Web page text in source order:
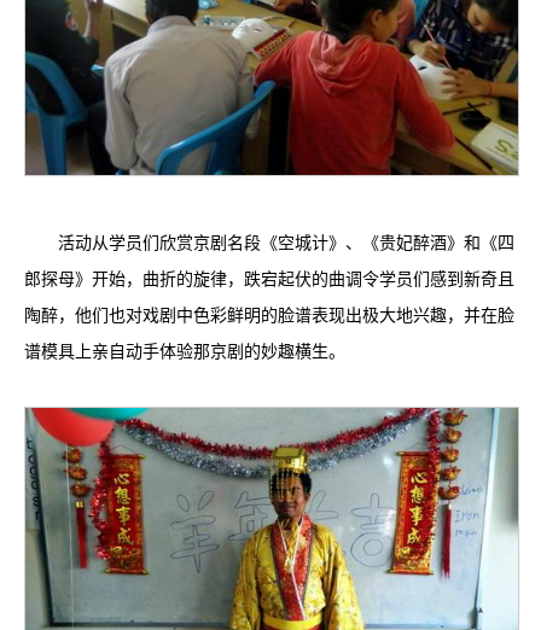
活动从学员们欣赏京剧名段《空城计》、《贵妃醉酒》和《四
郎探母》开始，曲折的旋律，跌宕起伏的曲调令学员们感到新奇且
陶醉，他们也对戏剧中色彩鲜明的脸谱表现出极大地兴趣，并在脸
谱模具上亲自动手体验那京剧的妙趣横生。